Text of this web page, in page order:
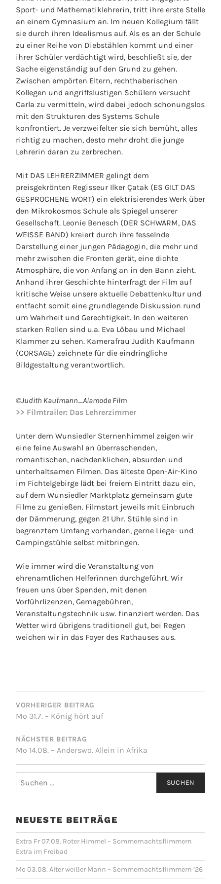
Sport- und Mathematiklehrerin, tritt ihre erste Stelle
an einem Gymnasium an. Im neuen Kollegium fällt
sie durch ihren Idealismus auf. Als es an der Schule
zu einer Reihe von Diebstählen kommt und einer
ihrer Schüler verdächtigt wird, beschließt sie, der
Sache eigenständig auf den Grund zu gehen.
Zwischen empörten Eltern, rechthaberischen
Kollegen und angriffslustigen Schülern versucht
Carla zu vermitteln, wird dabei jedoch schonungslos
mit den Strukturen des Systems Schule
konfrontiert. Je verzweifelter sie sich bemüht, alles
richtig zu machen, desto mehr droht die junge
Lehrerin daran zu zerbrechen.
Mit DAS LEHRERZIMMER gelingt dem
preisgekrönten Regisseur Ilker Çatak (ES GILT DAS
GESPROCHENE WORT) ein elektrisierendes Werk über
den Mikrokosmos Schule als Spiegel unserer
Gesellschaft. Leonie Benesch (DER SCHWARM, DAS
WEISSE BAND) kreiert durch ihre fesselnde
Darstellung einer jungen Pädagogin, die mehr und
mehr zwischen die Fronten gerät, eine dichte
Atmosphäre, die von Anfang an in den Bann zieht.
Anhand ihrer Geschichte hinterfragt der Film auf
kritische Weise unsere aktuelle Debattenkultur und
entfacht somit eine grundlegende Diskussion rund
um Wahrheit und Gerechtigkeit. In den weiteren
starken Rollen sind u.a. Eva Löbau und Michael
Klammer zu sehen. Kamerafrau Judith Kaufmann
(CORSAGE) zeichnete für die eindringliche
Bildgestaltung verantwortlich.
©Judith Kaufmann_Alamode Film
>> Filmtrailer: Das Lehrerzimmer
Unter dem Wunsiedler Sternenhimmel zeigen wir
eine feine Auswahl an überraschenden,
romantischen, nachdenklichen, absurden und
unterhaltsamen Filmen. Das älteste Open-Air-Kino
im Fichtelgebirge lädt bei freiem Eintritt dazu ein,
auf dem Wunsiedler Marktplatz gemeinsam gute
Filme zu genießen. Filmstart jeweils mit Einbruch
der Dämmerung, gegen 21 Uhr. Stühle sind in
begrenztem Umfang vorhanden, gerne Liege- und
Campingstühle selbst mitbringen.
Wie immer wird die Veranstaltung von
ehrenamtlichen Helferïnnen durchgeführt. Wir
freuen uns über Spenden, mit denen
Vorführlizenzen, Gemagebühren,
Veranstaltungstechnik usw. finanziert werden. Das
Wetter wird übrigens traditionell gut, bei Regen
weichen wir in das Foyer des Rathauses aus.
BEITRAGSNAVIGATION
VORHERIGER BEITRAG
Mo 31.7. – König hört auf
NÄCHSTER BEITRAG
Mo 14.08. – Anderswo. Allein in Afrika
nach:
NEUESTE BEITRÄGE
Extra Fr 07.08. Roter Himmel – Sommernachtsflimmern
Extra im Freibad
Mo 03.08. Alter weißer Mann – Sommernachtsflimmern ’26